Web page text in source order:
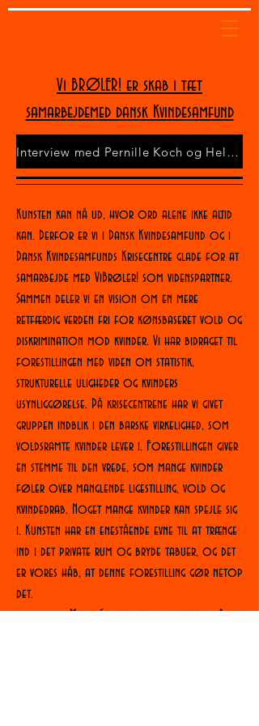
Vi BRØLER! er skab i tæt
samarbejdemed dansk Kvindesamfund
Interview med Pernille Koch og Helene Kvint om Vi Brøler!
Kunsten kan nå ud, hvor ord alene ikke altid
kan. Derfor er vi i Dansk Kvindesamfund og i
Dansk Kvindesamfunds Krisecentre glade for at
samarbejde med ViBrøler! som videnspartner.
Sammen deler vi en vision om en mere
retfærdig verden fri for kønsbaseret vold og
diskrimination mod kvinder. Vi har bidraget til
forestillingen med viden om statistik,
strukturelle uligheder og kvinders
usynliggørelse. På krisecentrene har vi givet
gruppen indblik i den barske virkelighed, som
voldsramte kvinder lever i. Forestillingen giver
en stemme til den vrede, som mange kvinder
føler over manglende ligestilling, vold og
kvindedrab. Noget mange kvinder kan spejle sig
i. Kunsten har en enestående evne til at trænge
ind i det private rum og bryde tabuer, og det
er vores håb, at denne forestilling gør netop
det.
Maria Søndergaard, direktør i Dansk